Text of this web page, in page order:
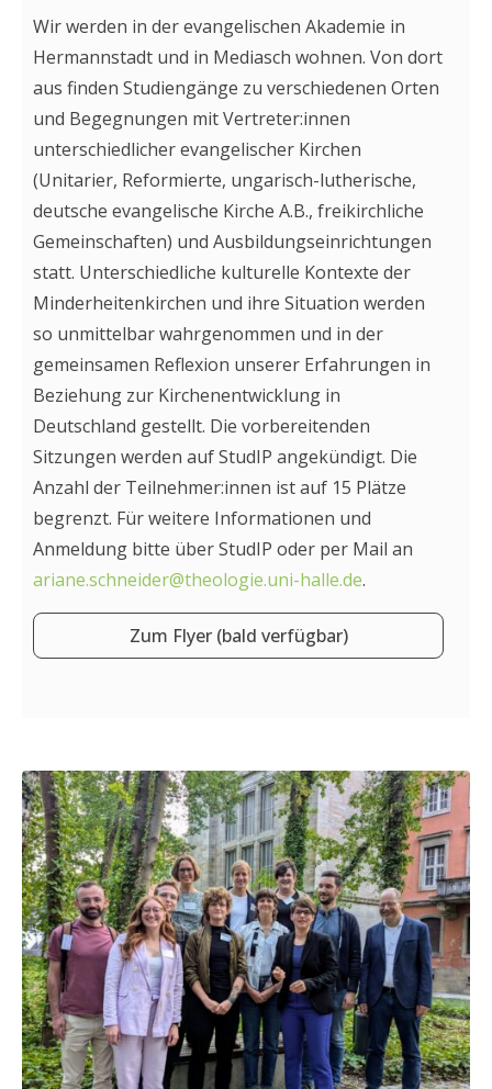
Wir werden in der evangelischen Akademie in
Hermannstadt und in Mediasch wohnen. Von dort
aus finden Studiengänge zu verschiedenen Orten
und Begegnungen mit Vertreter:innen
unterschiedlicher evangelischer Kirchen
(Unitarier, Reformierte, ungarisch-lutherische,
deutsche evangelische Kirche A.B., freikirchliche
Gemeinschaften) und Ausbildungseinrichtungen
statt. Unterschiedliche kulturelle Kontexte der
Minderheitenkirchen und ihre Situation werden
so unmittelbar wahrgenommen und in der
gemeinsamen Reflexion unserer Erfahrungen in
Beziehung zur Kirchenentwicklung in
Deutschland gestellt. Die vorbereitenden
Sitzungen werden auf StudIP angekündigt. Die
Anzahl der Teilnehmer:innen ist auf 15 Plätze
begrenzt. Für weitere Informationen und
Anmeldung bitte über StudIP oder per Mail an
ariane.schneider@theologie.uni-halle.de.
Zum Flyer (bald verfügbar)